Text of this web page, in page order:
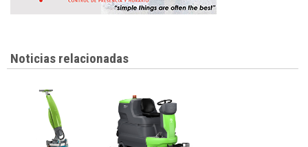
Noticias relacionadas